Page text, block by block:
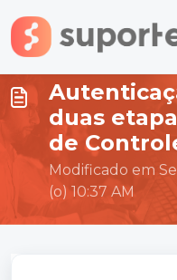
Ir para o conteúdo
duas
de
Modificado em
(o) 10:37 AM